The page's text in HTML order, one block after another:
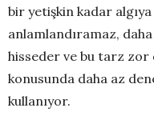
bir yetişkin kadar
anlamlandıramaz,
hisseder ve bu tarz zor
konusunda daha az
kullanıyor.